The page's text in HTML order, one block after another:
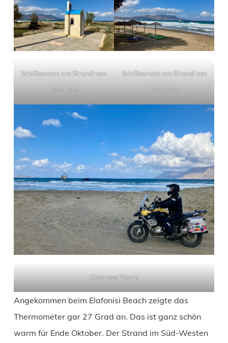
Schiffswrack am Strand von
Kissamos
Schiffswrack am Strand von
Kissamos
Kissamos Beach
Angekommen beim Elafonisi Beach zeigte das
Thermometer gar 27 Grad an. Das ist ganz schön
warm für Ende Oktober. Der Strand im Süd-Westen